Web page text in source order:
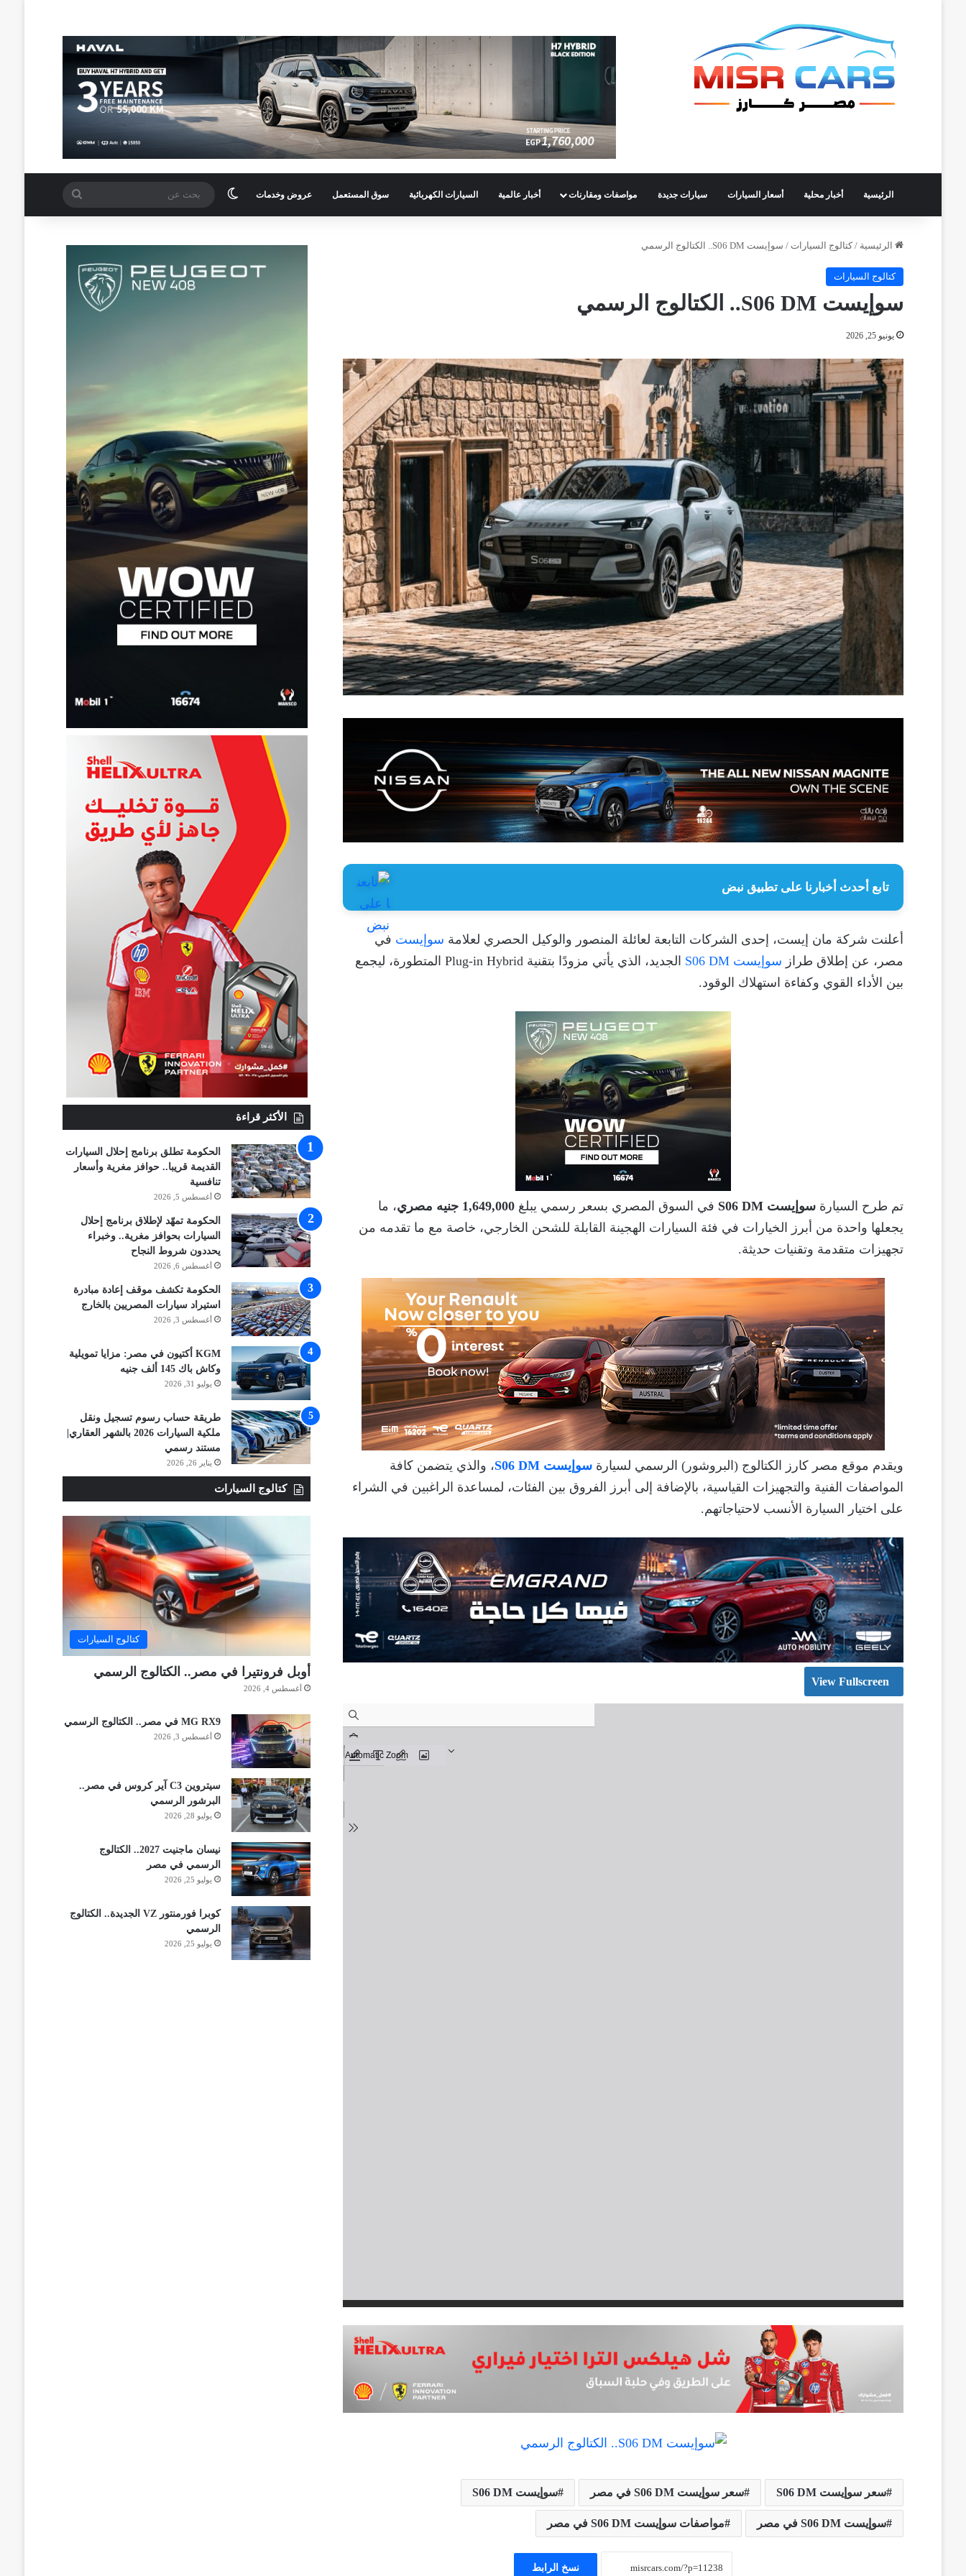
الرئيسية أخبار محلية أسعار السيارات سيارات جديدة مواصفات ومقارنات أخبار عالمية السيارات الكهربائية سوق المستعمل عروض وخدمات الوضع المظلم بحث
عن
الرئيسية / كتالوج السيارات / سوإيست S06 DM.. الكتالوج الرسمي
كتالوج السيارات
سوإيست S06 DM.. الكتالوج الرسمي
يونيو 25, 2026
تابع أحدث أخبارنا على تطبيق نبض
أعلنت شركة مان إيست، إحدى الشركات التابعة لعائلة المنصور والوكيل الحصري لعلامة سوإيست في
مصر، عن إطلاق طراز سوإيست S06 DM
الجديد، الذي يأتي مزودًا بتقنية Plug-in Hybrid المتطورة، ليجمع
بين الأداء القوي وكفاءة استهلاك الوقود.
تم طرح السيارة سوإيست S06 DM في السوق المصري بسعر رسمي يبلغ 1,649,000 جنيه مصري
، ما
يجعلها واحدة من أبرز الخيارات في فئة السيارات الهجينة القابلة للشحن الخارجي، خاصة مع ما تقدمه من
تجهيزات متقدمة وتقنيات حديثة.
ويقدم موقع مصر كارز الكتالوج (البروشور) الرسمي لسيارة سوإيست S06 DM
، والذي يتضمن كافة
المواصفات الفنية والتجهيزات القياسية، بالإضافة إلى أبرز الفروق بين الفئات، لمساعدة الراغبين في الشراء
على اختيار السيارة الأنسب لاحتياجاتهم.
View Fullscreen
سعر سوإيست S06 DM سعر سوإيست S06 DM في مصر سوإيست S06 DM
سوإيست S06 DM في مصر مواصفات سوإيست S06 DM في مصر
نسخ الرابط
الأكثر قراءة
الحكومة تطلق برنامج إحلال السيارات
القديمة قريبا.. حوافز مغرية وأسعار
تنافسية
أغسطس 5, 2026
الحكومة تمهّد لإطلاق برنامج إحلال
السيارات بحوافز مغرية.. وخبراء
يحددون شروط النجاح
أغسطس 6, 2026
الحكومة تكشف موقف إعادة مبادرة
استيراد سيارات المصريين بالخارج
أغسطس 3, 2026
KGM أكتيون في مصر: مزايا تمويلية
وكاش باك 145 ألف جنيه
يوليو 31, 2026
طريقة حساب رسوم تسجيل ونقل
ملكية السيارات 2026 بالشهر العقاري|
مستند رسمي
يناير 26, 2026
كتالوج السيارات
كتالوج السيارات
أوبل فرونتيرا في مصر.. الكتالوج الرسمي
أغسطس 4, 2026
MG RX9 في مصر.. الكتالوج الرسمي
أغسطس 3, 2026
سيتروين C3 آير كروس في مصر..
البرشور الرسمي
يوليو 28, 2026
نيسان ماجنيت 2027.. الكتالوج
الرسمي في مصر
يوليو 25, 2026
كوبرا فورمنتور VZ الجديدة.. الكتالوج
الرسمي
يوليو 25, 2026